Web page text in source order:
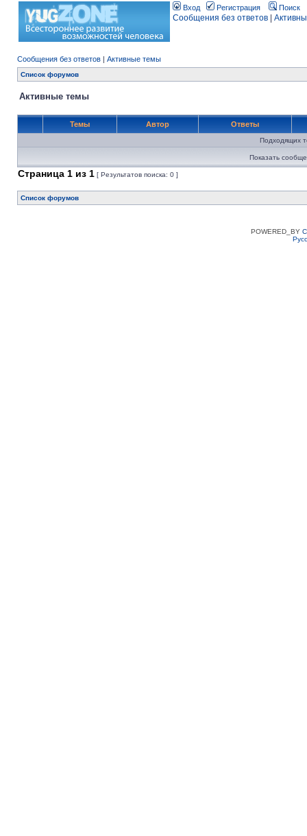
Вход Регистрация Поиск
Сообщения без ответов
Сообщения без ответов | Активные темы
Список форумов
Активные темы
Темы Автор Ответы
Подходящих
Показать
Страница 1 из 1 [ Результатов поиска: 0 ]
Список форумов
POWERED_BY